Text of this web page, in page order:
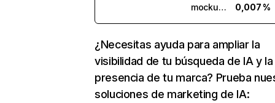
mockupgenerator.ai
0,007 %
¿Necesitas ayuda para ampliar la
visibilidad de tu búsqueda de IA y la
presencia de tu marca? Prueba
soluciones de marketing de IA: